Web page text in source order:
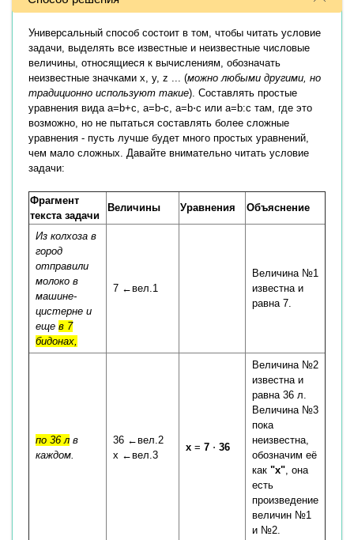
Универсальный способ состоит в том, чтобы читать условие
задачи, выделять все известные и неизвестные числовые
величины, относящиеся к вычислениям, обозначать
неизвестные значками x, y, z ... (можно любыми другими, но
традиционно используют такие). Составлять простые
уравнения вида a=b+c, a=b-c, a=b⋅c или a=b:c там, где это
возможно, но не пытаться составлять более сложные
уравнения - пусть лучше будет много простых уравнений,
чем мало сложных. Давайте внимательно читать условие
задачи:
Фрагмент
текста задачи
Величины Уравнения Объяснение
Из колхоза в
город
отправили
молоко в
машине-
цистерне и
еще в 7
бидонах,
7 ←вел.1
Величина №1
известна и
равна 7.
по 36 л в
каждом.
36 ←вел.2
x ←вел.3
x = 7 ⋅ 36
Величина №2
известна и
равна 36 л.
Величина №3
пока
неизвестна,
обозначим её
как "x", она
есть
произведение
величин №1
и №2.